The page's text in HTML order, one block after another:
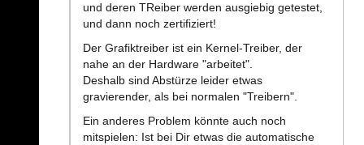
und deren TReiber werden ausgiebig getestet,
und dann noch zertifiziert!
Der Grafiktreiber ist ein Kernel-Treiber, der
nahe an der Hardware "arbeitet".
Deshalb sind Abstürze leider etwas
gravierender, als bei normalen "Treibern".
Ein anderes Problem könnte auch noch
mitspielen: Ist bei Dir etwas die automatische